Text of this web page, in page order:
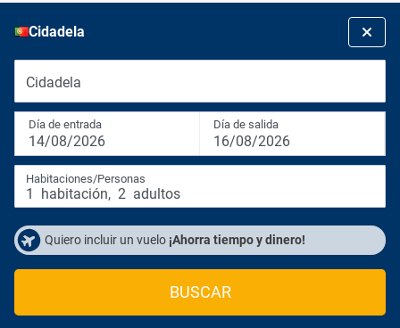
Cidadela
Cidadela
Día de entrada
14/08/2026
Día de salida
16/08/2026
Habitaciones/Personas
1 habitación, 2 adultos
Quiero incluir un vuelo ¡Ahorra tiempo y dinero!
BUSCAR